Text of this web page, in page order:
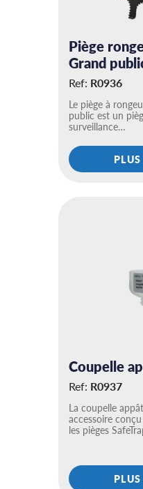
Piège
Grand
Ref: R0936
Le piège à
public est un
surveillance…
Coupelle
Ref: R0937
La coupelle
accessoire
les pièges